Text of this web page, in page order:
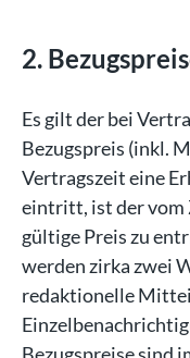
2.
Es gilt der bei
Bezugspreis (inkl.
Vertragszeit eine
eintritt, ist der vom
gültige Preis zu
werden zirka zwei
redaktionelle